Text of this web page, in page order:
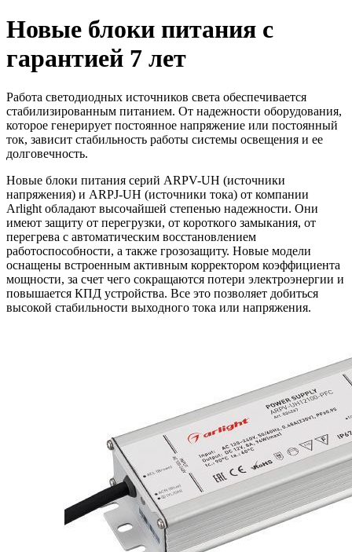
Новые блоки питания с
гарантией 7 лет
Работа светодиодных источников света обеспечивается
стабилизированным питанием. От надежности оборудования,
которое генерирует постоянное напряжение или постоянный
ток, зависит стабильность работы системы освещения и ее
долговечность.
Новые блоки питания серий ARPV-UH (источники
напряжения) и ARPJ-UH (источники тока) от компании
Arlight обладают высочайшей степенью надежности. Они
имеют защиту от перегрузки, от короткого замыкания, от
перегрева с автоматическим восстановлением
работоспособности, а также грозозащиту. Новые модели
оснащены встроенным активным корректором коэффициента
мощности, за счет чего сокращаются потери электроэнергии и
повышается КПД устройства. Все это позволяет добиться
высокой стабильности выходного тока или напряжения.